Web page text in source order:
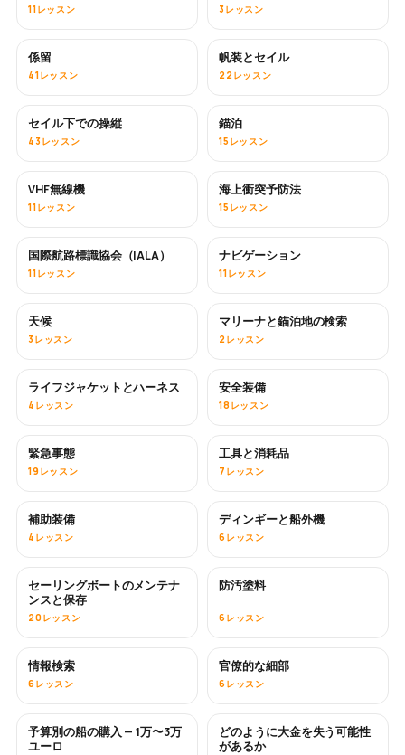
11レッスン 3レッスン
係留
41レッスン
帆装とセイル
22レッスン
セイル下での操縦
43レッスン
錨泊
15レッスン
VHF無線機
11レッスン
海上衝突予防法
15レッスン
国際航路標識協会（IALA）
11レッスン
ナビゲーション
11レッスン
天候
3レッスン
マリーナと錨泊地の検索
2レッスン
ライフジャケットとハーネス
4レッスン
安全装備
18レッスン
緊急事態
19レッスン
工具と消耗品
7レッスン
補助装備
4レッスン
ディンギーと船外機
6レッスン
セーリングボートのメンテナ
ンスと保存
20レッスン
近日公開
防汚塗料
6レッスン
情報検索
6レッスン
官僚的な細部
6レッスン
近日公開
予算別の船の購入 — 1万〜3万
ユーロ
近日公開
どのように大金を失う可能性
があるか